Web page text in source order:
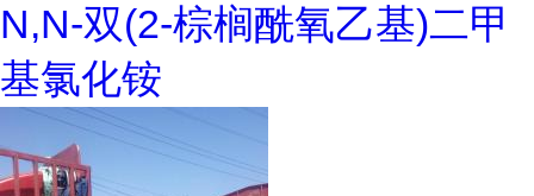
N,N-双(2-棕榈酰氧乙基)二甲
基氯化铵